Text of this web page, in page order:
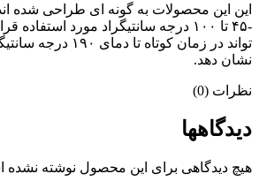
این این محصولات به گونه ای طراحی شده
-۴۵ تا ۱۰۰ درجه سانتیگراد مورد
تواند در زمان کوتاه
نشان دهد.
نظرات (0)
دیدگاهها
هیچ دیدگاهی برای این محصول نوشته